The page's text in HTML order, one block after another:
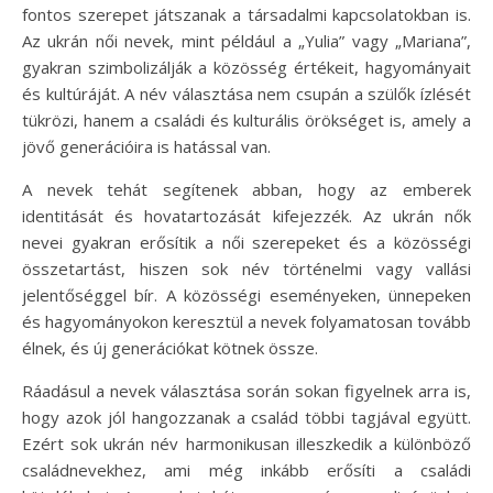
fontos szerepet játszanak a társadalmi kapcsolatokban is.
Az ukrán női nevek, mint például a „Yulia” vagy „Mariana”,
gyakran szimbolizálják a közösség értékeit, hagyományait
és kultúráját. A név választása nem csupán a szülők ízlését
tükrözi, hanem a családi és kulturális örökséget is, amely a
jövő generációira is hatással van.
A nevek tehát segítenek abban, hogy az emberek
identitását és hovatartozását kifejezzék. Az ukrán nők
nevei gyakran erősítik a női szerepeket és a közösségi
összetartást, hiszen sok név történelmi vagy vallási
jelentőséggel bír. A közösségi eseményeken, ünnepeken
és hagyományokon keresztül a nevek folyamatosan tovább
élnek, és új generációkat kötnek össze.
Ráadásul a nevek választása során sokan figyelnek arra is,
hogy azok jól hangozzanak a család többi tagjával együtt.
Ezért sok ukrán név harmonikusan illeszkedik a különböző
családnevekhez, ami még inkább erősíti a családi